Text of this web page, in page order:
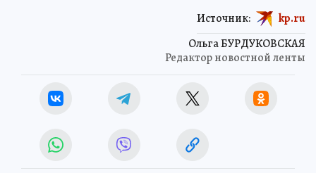
Ольга БУРДУКОВСКАЯ
Редактор новостной ленты
Источник: kp.ru